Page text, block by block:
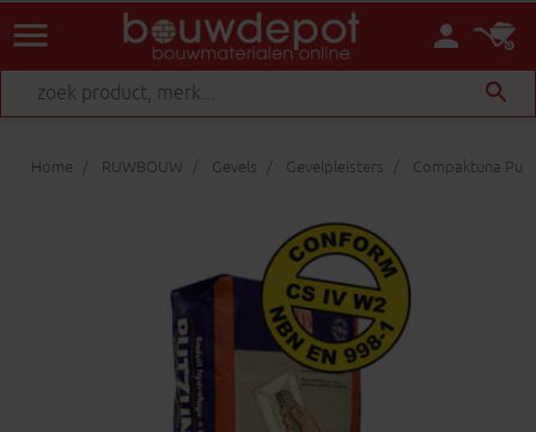
person
menu
search
Home RUWBOUW Gevels Gevelpleisters Compaktuna